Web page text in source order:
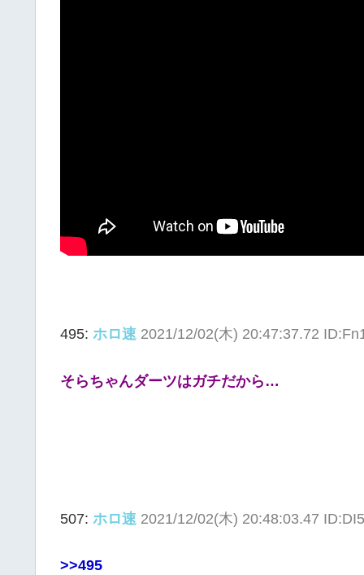
495: ホロ速 2021/12/02(木) 20:47:37.72
そらちゃんダーツはガチだから…
507: ホロ速 2021/12/02(木) 20:48:03.47
>>495